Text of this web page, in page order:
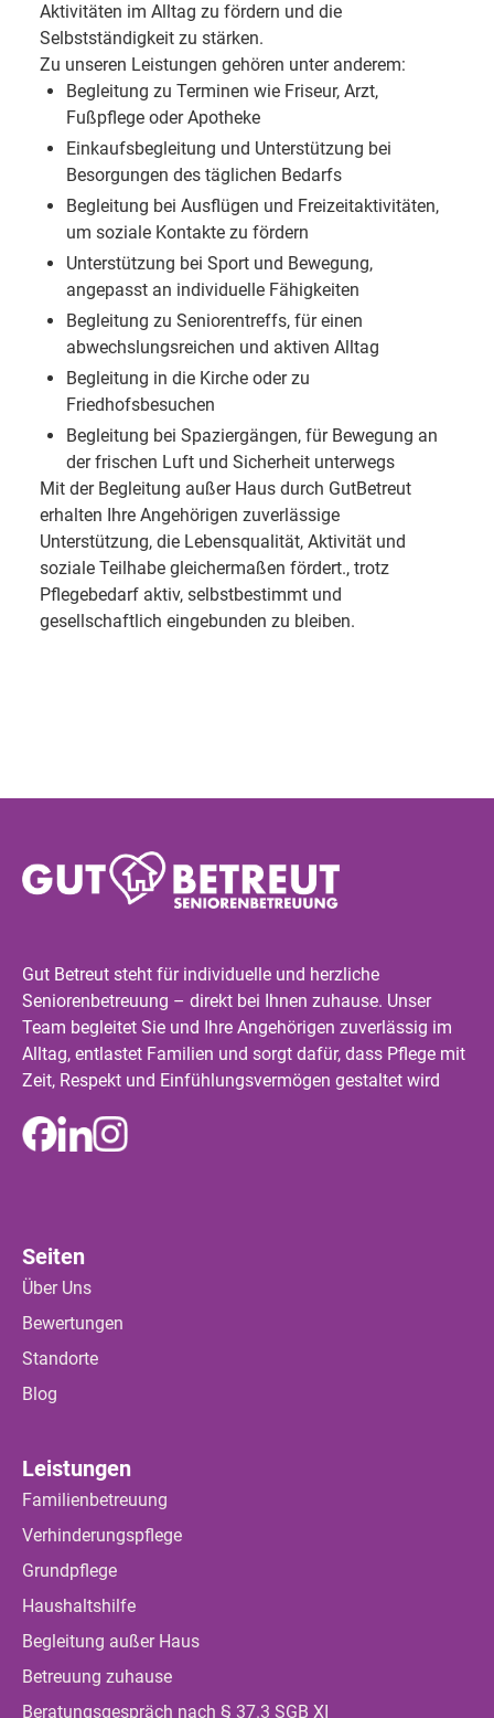
Aktivitäten im Alltag zu fördern und die
Selbstständigkeit zu stärken.
Zu unseren Leistungen gehören unter anderem:
Begleitung zu Terminen wie Friseur, Arzt,
Fußpflege oder Apotheke
Einkaufsbegleitung und Unterstützung bei
Besorgungen des täglichen Bedarfs
Begleitung bei Ausflügen und Freizeitaktivitäten,
um soziale Kontakte zu fördern
Unterstützung bei Sport und Bewegung,
angepasst an individuelle Fähigkeiten
Begleitung zu Seniorentreffs, für einen
abwechslungsreichen und aktiven Alltag
Begleitung in die Kirche oder zu
Friedhofsbesuchen
Begleitung bei Spaziergängen, für Bewegung an
der frischen Luft und Sicherheit unterwegs
Mit der Begleitung außer Haus durch GutBetreut
erhalten Ihre Angehörigen zuverlässige
Unterstützung, die Lebensqualität, Aktivität und
soziale Teilhabe gleichermaßen fördert., trotz
Pflegebedarf aktiv, selbstbestimmt und
gesellschaftlich eingebunden zu bleiben.
Gut Betreut steht für individuelle und herzliche
Seniorenbetreuung – direkt bei Ihnen zuhause. Unser
Team begleitet Sie und Ihre Angehörigen zuverlässig im
Alltag, entlastet Familien und sorgt dafür, dass Pflege mit
Zeit, Respekt und Einfühlungsvermögen gestaltet wird
Seiten
Über Uns
Bewertungen
Standorte
Blog
Leistungen
Familienbetreuung
Verhinderungspflege
Grundpflege
Haushaltshilfe
Begleitung außer Haus
Betreuung zuhause
Beratungsgespräch nach § 37.3 SGB XI